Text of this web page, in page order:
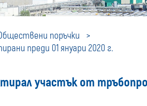
поръчки
преди 01 януари 2020 г.
участък от